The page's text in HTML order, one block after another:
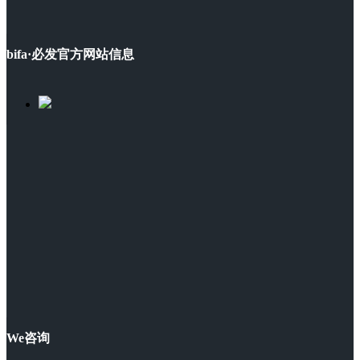
bifa·必发官方网站信息
We咨询